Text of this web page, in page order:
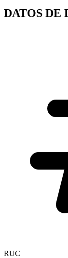
DATOS DE
RUC